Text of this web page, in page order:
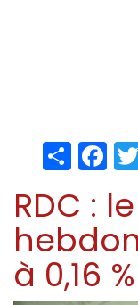
RDC :
à 0,16